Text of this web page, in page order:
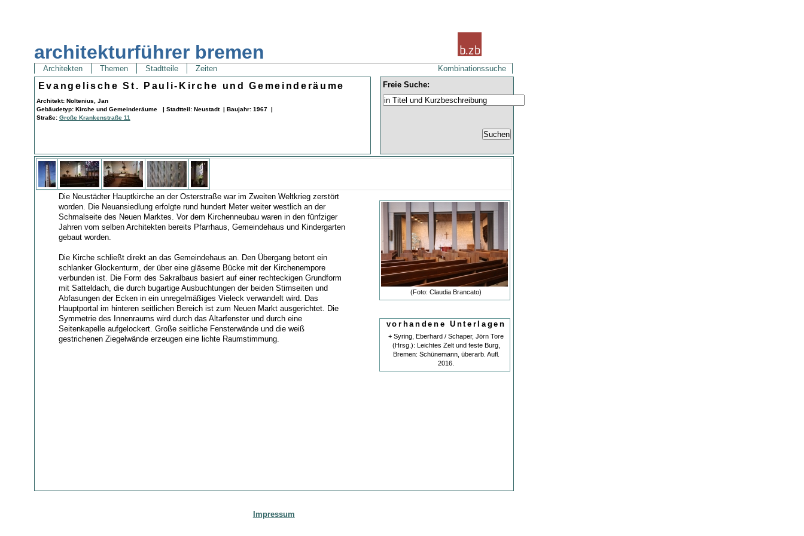
architekturführer bremen
Architekten Themen Stadtteile Zeiten Kombinationssuche
Evangelische St. Pauli-Kirche und Gemeinderäume
Architekt: Noltenius, Jan
Gebäudetyp: Kirche und Gemeinderäume | Stadtteil: Neustadt | Baujahr: 1967 |
Straße: Große Krankenstraße 11
Freie Suche:
(Foto: Claudia Brancato)
vorhandene Unterlagen
+ Syring, Eberhard / Schaper, Jörn Tore
(Hrsg.): Leichtes Zelt und feste Burg,
Bremen: Schünemann, überarb. Aufl.
2016.
Die Neustädter Hauptkirche an der Osterstraße war im Zweiten Weltkrieg zerstört
worden. Die Neuansiedlung erfolgte rund hundert Meter weiter westlich an der
Schmalseite des Neuen Marktes. Vor dem Kirchenneubau waren in den fünfziger
Jahren vom selben Architekten bereits Pfarrhaus, Gemeindehaus und Kindergarten
gebaut worden.
Die Kirche schließt direkt an das Gemeindehaus an. Den Übergang betont ein
schlanker Glockenturm, der über eine gläserne Bücke mit der Kirchenempore
verbunden ist. Die Form des Sakralbaus basiert auf einer rechteckigen Grundform
mit Satteldach, die durch bugartige Ausbuchtungen der beiden Stirnseiten und
Abfasungen der Ecken in ein unregelmäßiges Vieleck verwandelt wird. Das
Hauptportal im hinteren seitlichen Bereich ist zum Neuen Markt ausgerichtet. Die
Symmetrie des Innenraums wird durch das Altarfenster und durch eine
Seitenkapelle aufgelockert. Große seitliche Fensterwände und die weiß
gestrichenen Ziegelwände erzeugen eine lichte Raumstimmung.
Impressum